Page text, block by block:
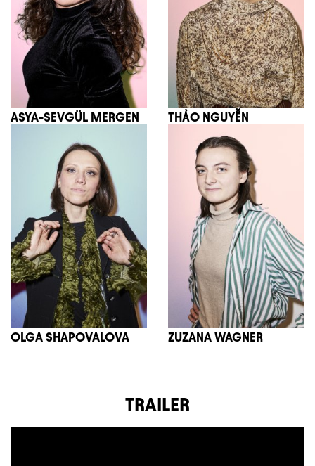
ASYA-SEVGÜL MERGEN THẢO NGUYỄN
OLGA SHAPOVALOVA ZUZANA WAGNER
TRAILER